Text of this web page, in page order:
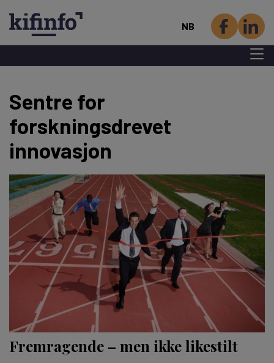
hovedinnhold
NB
Menu
Sentre for
forskningsdrevet
innovasjon
Fremragende – men ikke likestilt